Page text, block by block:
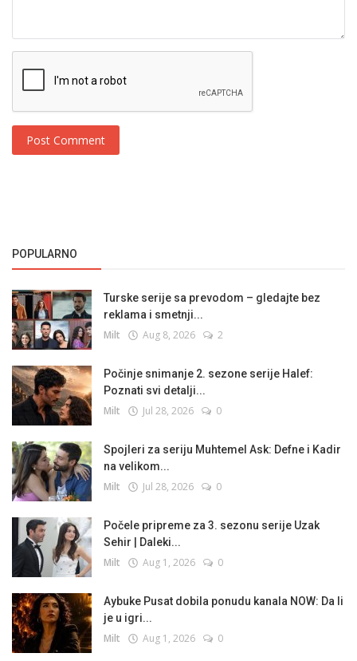
Post Comment
POPULARNO
Turske serije sa prevodom – gledajte bez
reklama i smetnji...
Milt Aug 8, 2026 2
Počinje snimanje 2. sezone serije Halef:
Poznati svi detalji...
Milt Jul 28, 2026 0
Spojleri za seriju Muhtemel Ask: Defne i Kadir
na velikom...
Milt Jul 28, 2026 0
Počele pripreme za 3. sezonu serije Uzak
Sehir | Daleki...
Milt Aug 1, 2026 0
Aybuke Pusat dobila ponudu kanala NOW: Da li
je u igri...
Milt Aug 1, 2026 0